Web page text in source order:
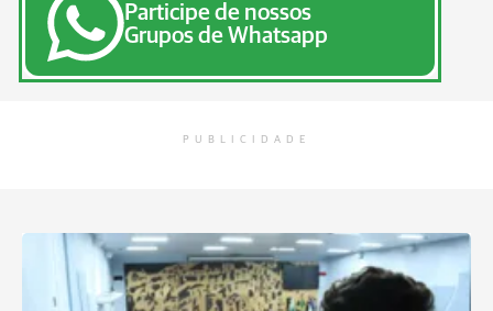
Participe de nossos
Grupos de Whatsapp
PUBLICIDADE